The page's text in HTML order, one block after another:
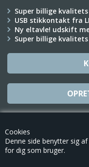
Cookies
Denne side benytter sig
for dig som bruger.
Super billige kvalitets
USB stikkontakt fra
Ny eltavle! udskift
Super billige